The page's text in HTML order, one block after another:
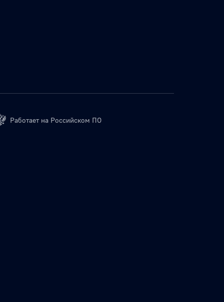
Работает на Российском ПО